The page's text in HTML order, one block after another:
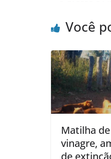
Você
Matilha
vinagre,
de